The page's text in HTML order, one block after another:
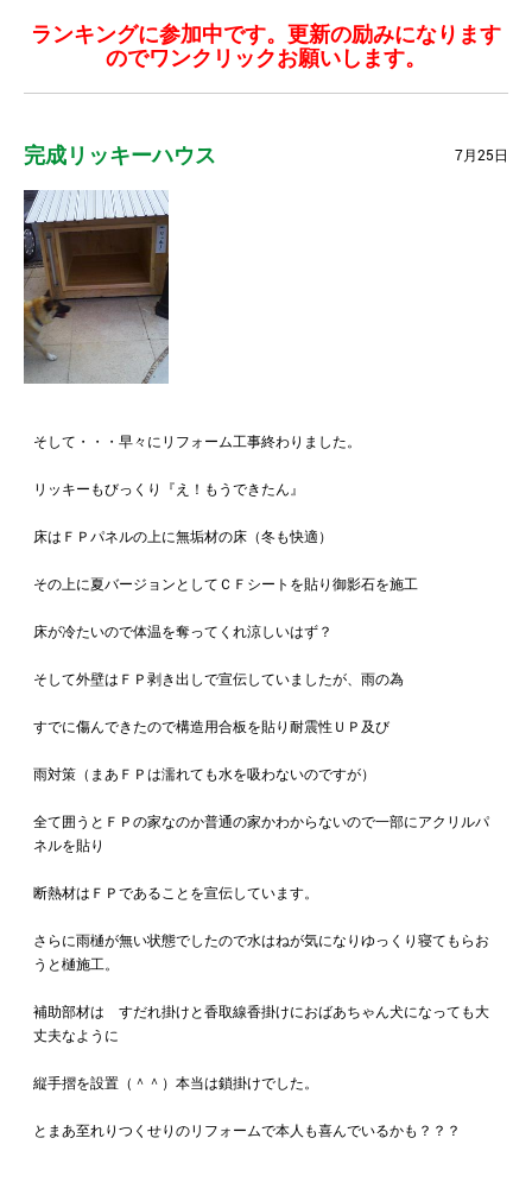
ランキングに参加中です。更新の励みになります
のでワンクリックお願いします。
完成リッキーハウス 7月25日
そして・・・早々にリフォーム工事終わりました。
リッキーもびっくり『え！もうできたん』
床はＦＰパネルの上に無垢材の床（冬も快適）
その上に夏バージョンとしてＣＦシートを貼り御影石を施工
床が冷たいので体温を奪ってくれ涼しいはず？
そして外壁はＦＰ剥き出しで宣伝していましたが、雨の為
すでに傷んできたので構造用合板を貼り耐震性ＵＰ及び
雨対策（まあＦＰは濡れても水を吸わないのですが）
全て囲うとＦＰの家なのか普通の家かわからないので一部にアクリルパ
ネルを貼り
断熱材はＦＰであることを宣伝しています。
さらに雨樋が無い状態でしたので水はねが気になりゆっくり寝てもらお
うと樋施工。
補助部材は すだれ掛けと香取線香掛けにおばあちゃん犬になっても大
丈夫なように
縦手摺を設置（＾＾）本当は鎖掛けでした。
とまあ至れりつくせりのリフォームで本人も喜んでいるかも？？？